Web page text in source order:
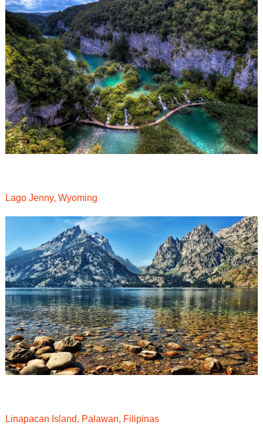
Lago Jenny, Wyoming
Linapacan Island, Palawan, Filipinas